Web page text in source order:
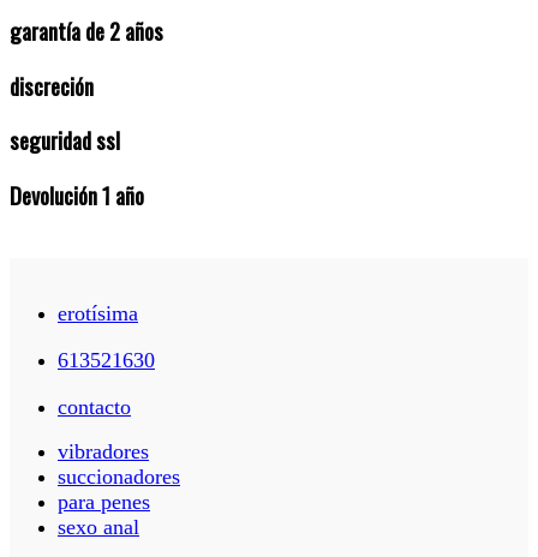
garantía de 2 años
discreción
seguridad ssl
Devolución 1 año
erotísima
613521630
contacto
vibradores
succionadores
para penes
sexo anal